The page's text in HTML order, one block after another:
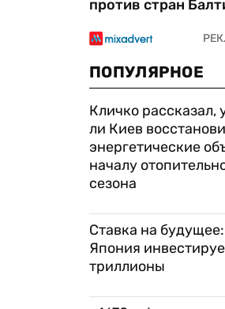
против стран
ПОПУЛЯРНОЕ
Кличко рассказал,
ли Киев
энергетические
началу
сезона
Ставка на
Япония
триллионы